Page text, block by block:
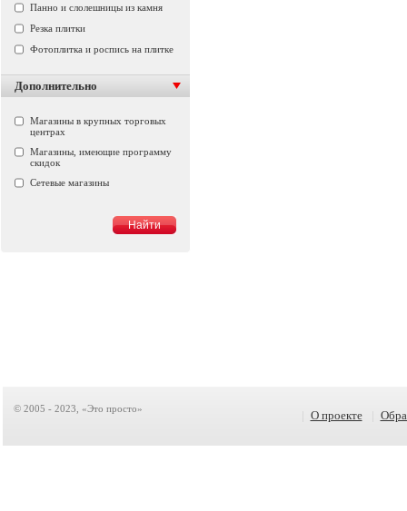
Панно и слолешницы из камня
Резка плитки
Фотоплитка и роспись на плитке
Дополнительно
Магазины в крупных торговых
центрах
Магазины, имеющие программу
скидок
Сетевые магазины
© 2005 - 2023, «Это просто» О проекте